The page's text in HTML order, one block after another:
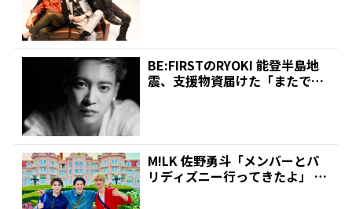
BE:FIRSTのRYOKI 能登半島地
震、支援物資届けた「またでき
M!LK 佐野勇斗「メンバーとパ
リディズニー行ってきたよ」 お